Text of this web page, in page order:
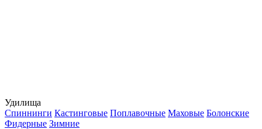
Удилища
Спиннинги Кастинговые Поплавочные Маховые Болонские
Фидерные Зимние